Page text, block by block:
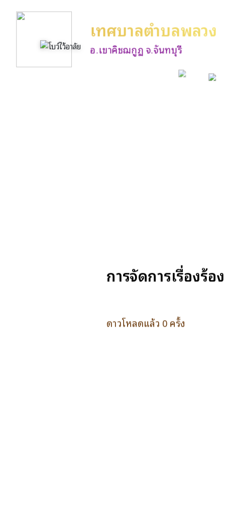
เทศบาลตำบลพลวง
อ.เขาคิชฌกูฏ จ.จันทบุรี
การจัดการเรื่องร้
ดาวโหลดแล้ว 0 ครั้ง